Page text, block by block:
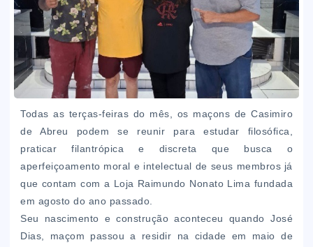
Todas as terças-feiras do mês, os maçons de Casimiro
de Abreu podem se reunir para estudar filosófica,
praticar filantrópica e discreta que busca o
aperfeiçoamento moral e intelectual de seus membros já
que contam com a Loja Raimundo Nonato Lima fundada
em agosto do ano passado.
Seu nascimento e construção aconteceu quando José
Dias, maçom passou a residir na cidade em maio de